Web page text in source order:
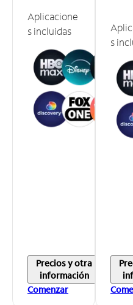
Aplicacione
s incluidas
Precios y otra
información
Comenzar
s